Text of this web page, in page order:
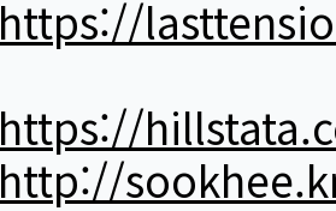
https://
https://
http://